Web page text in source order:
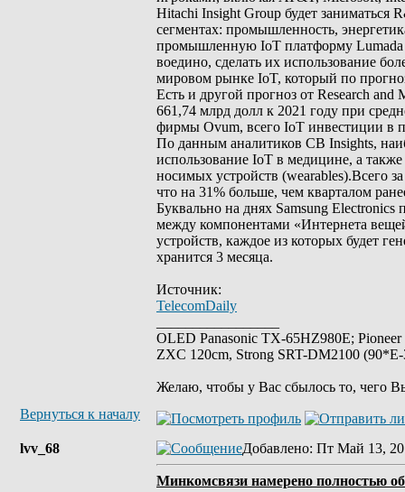
Hitachi Insight Group будет
сегментах: промышленность,
промышленную IoT платформу Lumada
воедино, сделать их использование
мировом рынке IoT, который по
Есть и другой прогноз от Research
661,74 млрд долл к 2021 году при
фирмы Ovum, всего IoT инвестиции в
По данным аналитиков CB Insights,
использование IoT в медицине, а
носимых устройств (wearables).Всего
что на 31% больше, чем кварталом
Буквально на днях Samsung
между компонентами «Интернета
устройств, каждое из которых будет
хранится 3 месяца.
Источник:
TelecomDaily
OLED Panasonic TX-65HZ980E;
ZXC 120cm, Strong SRT-DM2100
Желаю, чтобы у Вас сбылось то, чего
Вернуться к началу
lvv_68 Добавлено: Пт Май 13,
Минкомсвязи намерено полностью